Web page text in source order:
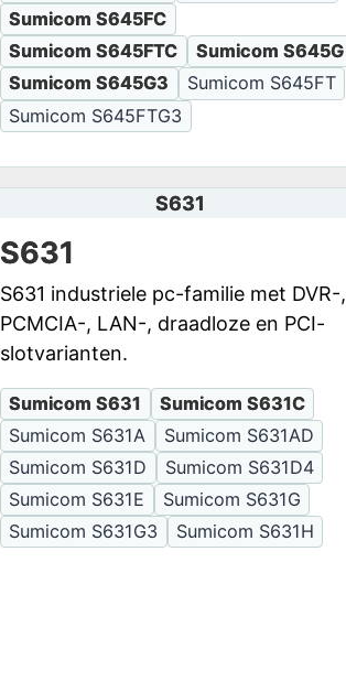
Sumicom S645FC
Sumicom S645FTC
Sumicom S645G
Sumicom S645G3
Sumicom S645FT
Sumicom S645FTG3
S631
S631
S631 industriele pc-familie met DVR-,
PCMCIA-, LAN-, draadloze en PCI-
slotvarianten.
Sumicom S631
Sumicom S631C
Sumicom S631A
Sumicom S631AD
Sumicom S631D
Sumicom S631D4
Sumicom S631E
Sumicom S631G
Sumicom S631G3
Sumicom S631H